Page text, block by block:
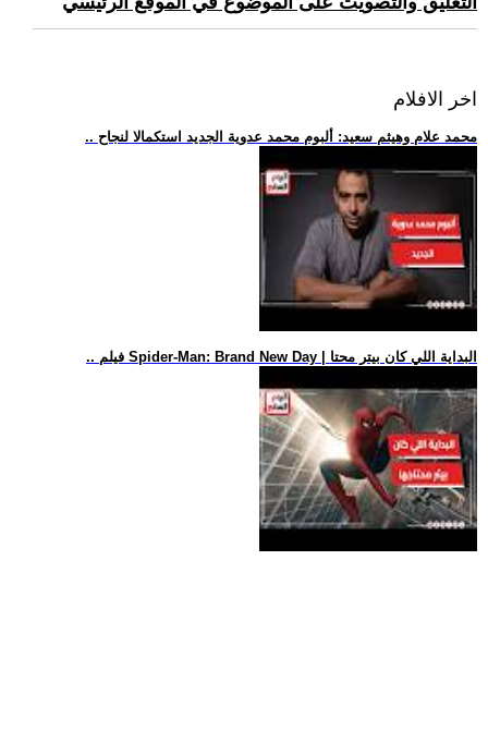
اخر الافلام
.. محمد علام وهيثم سعيد: ألبوم محمد عدوية الجديد استكمالا لنجاح
.. فيلم Spider-Man: Brand New Day | البداية اللي كان بيتر محتا